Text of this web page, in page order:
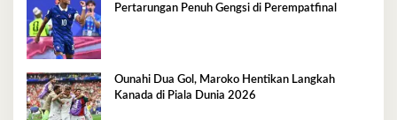
Pertarungan Penuh Gengsi di Perempatfinal
Ounahi Dua Gol, Maroko Hentikan Langkah
Kanada di Piala Dunia 2026